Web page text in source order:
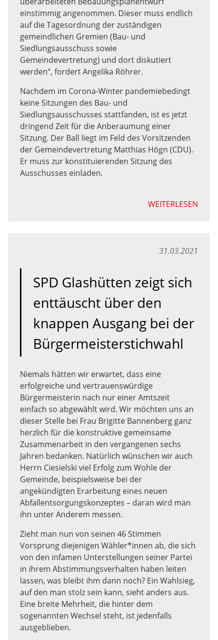
einstimmig angenommen. Dieser muss endlich
auf die Tagesordnung der zuständigen
gemeindlichen Gremien (Bau- und
Siedlungsausschuss sowie
Gemeindevertretung) und dort diskutiert
werden“, fordert Angelika Röhrer.
Nachdem im Corona-Winter pandemiebedingt
keine Sitzungen des Bau- und
Siedlungsausschusses stattfanden, ist es jetzt
dringend Zeit für die Anberaumung einer
Sitzung. Der Ball liegt im Feld des Vorsitzenden
der Gemeindevertretung Matthias Högn (CDU).
Er muss zur konstituierenden Sitzung des
Ausschusses einladen.
WEITERLESEN
31.03.2021
SPD Glashütten zeigt sich
enttäuscht über den
knappen Ausgang bei der
Bürgermeisterstichwahl
Niemals hätten wir erwartet, dass eine
erfolgreiche und vertrauenswürdige
Bürgermeisterin nach nur einer Amtszeit
einfach so abgewählt wird. Wir möchten uns an
dieser Stelle bei Frau Brigitte Bannenberg ganz
herzlich für die konstruktive gemeinsame
Zusammenarbeit in den vergangenen sechs
Jahren bedanken. Natürlich wünschen wir auch
Herrn Ciesielski viel Erfolg zum Wohle der
Gemeinde, beispielsweise bei der
angekündigten Erarbeitung eines neuen
Abfallentsorgungskonzeptes – daran wird man
ihn unter Anderem messen.
Zieht man nun von seinen 46 Stimmen
Vorsprung diejenigen Wähler*innen ab, die sich
von den infamen Unterstellungen seiner Partei
in ihrem Abstimmungsverhalten haben leiten
lassen, was bleibt ihm dann noch? Ein Wahlsieg,
auf den man stolz sein kann, sieht anders aus.
Eine breite Mehrheit, die hinter dem
sogenannten Wechsel steht, ist jedenfalls
ausgeblieben.